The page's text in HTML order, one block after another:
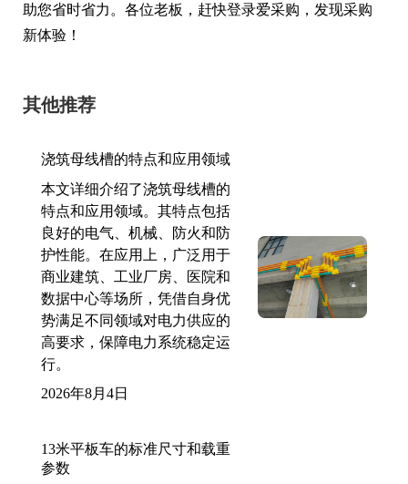
助您省时省力。各位老板，赶快登录爱采购，发现采购
新体验！
其他推荐
浇筑母线槽的特点和应用领域
本文详细介绍了浇筑母线槽的
特点和应用领域。其特点包括
良好的电气、机械、防火和防
护性能。在应用上，广泛用于
商业建筑、工业厂房、医院和
数据中心等场所，凭借自身优
势满足不同领域对电力供应的
高要求，保障电力系统稳定运
行。
2026年8月4日
13米平板车的标准尺寸和载重
参数